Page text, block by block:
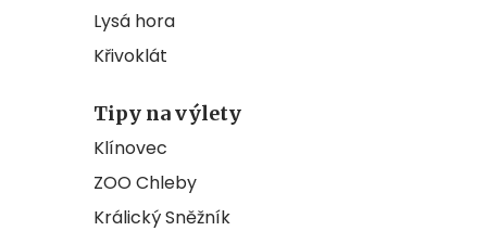
Lysá hora
Křivoklát
Tipy na výlety
Klínovec
ZOO Chleby
Králický Sněžník